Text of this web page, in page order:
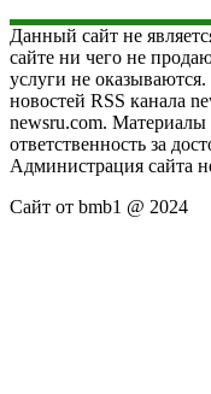
Данный сайт не
сайте ни чего не
услуги не
новостей RSS канала
newsru.com. Материалы
ответственность за
Администрация сайта
Сайт от bmb1 @ 2024